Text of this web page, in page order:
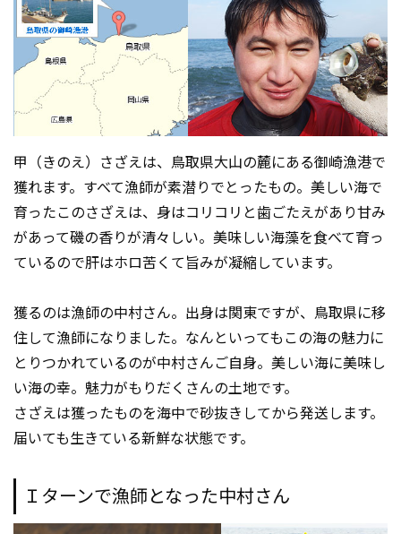
甲（きのえ）さざえは、鳥取県大山の麓にある御崎漁港で
獲れます。すべて漁師が素潜りでとったもの。美しい海で
育ったこのさざえは、身はコリコリと歯ごたえがあり甘み
があって磯の香りが清々しい。美味しい海藻を食べて育っ
ているので肝はホロ苦くて旨みが凝縮しています。
獲るのは漁師の中村さん。出身は関東ですが、鳥取県に移
住して漁師になりました。なんといってもこの海の魅力に
とりつかれているのが中村さんご自身。美しい海に美味し
い海の幸。魅力がもりだくさんの土地です。
さざえは獲ったものを海中で砂抜きしてから発送します。
届いても生きている新鮮な状態です。
Ｉターンで漁師となった中村さん